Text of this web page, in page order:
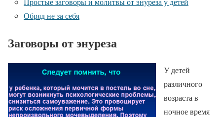
Обряд не за себя
Заговоры от энуреза
У детей
различного
возраста в
ночное время